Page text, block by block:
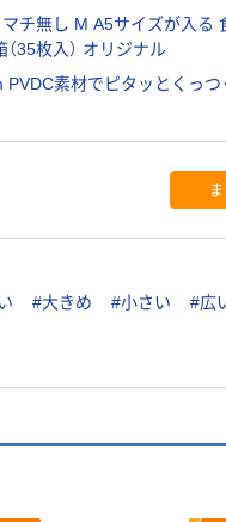
マチ無し M A5サイズが入る
35枚入） オリジナル
PVDC素材でピタッとくっつ
#大きめ #小さい #広